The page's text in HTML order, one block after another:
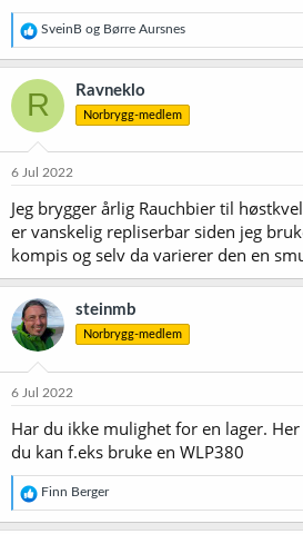
R
e
a
k
s
j
o
e
:
SveinB og Børre Aursnes
R Ravneklo
Norbrygg-medlem
6 Jul 2022
Jeg brygger årlig Rauchbier til
er vanskelig repliserbar siden jeg
kompis og selv da varierer den en
steinmb
Norbrygg-medlem
6 Jul 2022
Har du ikke mulighet for en lager. Her
du kan f.eks bruke en WLP380
R
e
a
Finn Berger